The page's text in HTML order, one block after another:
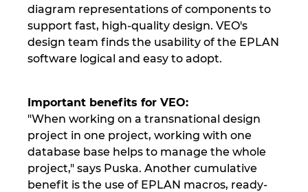
diagram representations of components to
support fast, high-quality design. VEO's
design team finds the usability of the EPLAN
software logical and easy to adopt.
Important benefits for VEO:
"When working on a transnational design
project in one project, working with one
database base helps to manage the whole
project," says Puska. Another cumulative
benefit is the use of EPLAN macros, ready-
Poland
Portugal
Romania
Serbia
Singapore